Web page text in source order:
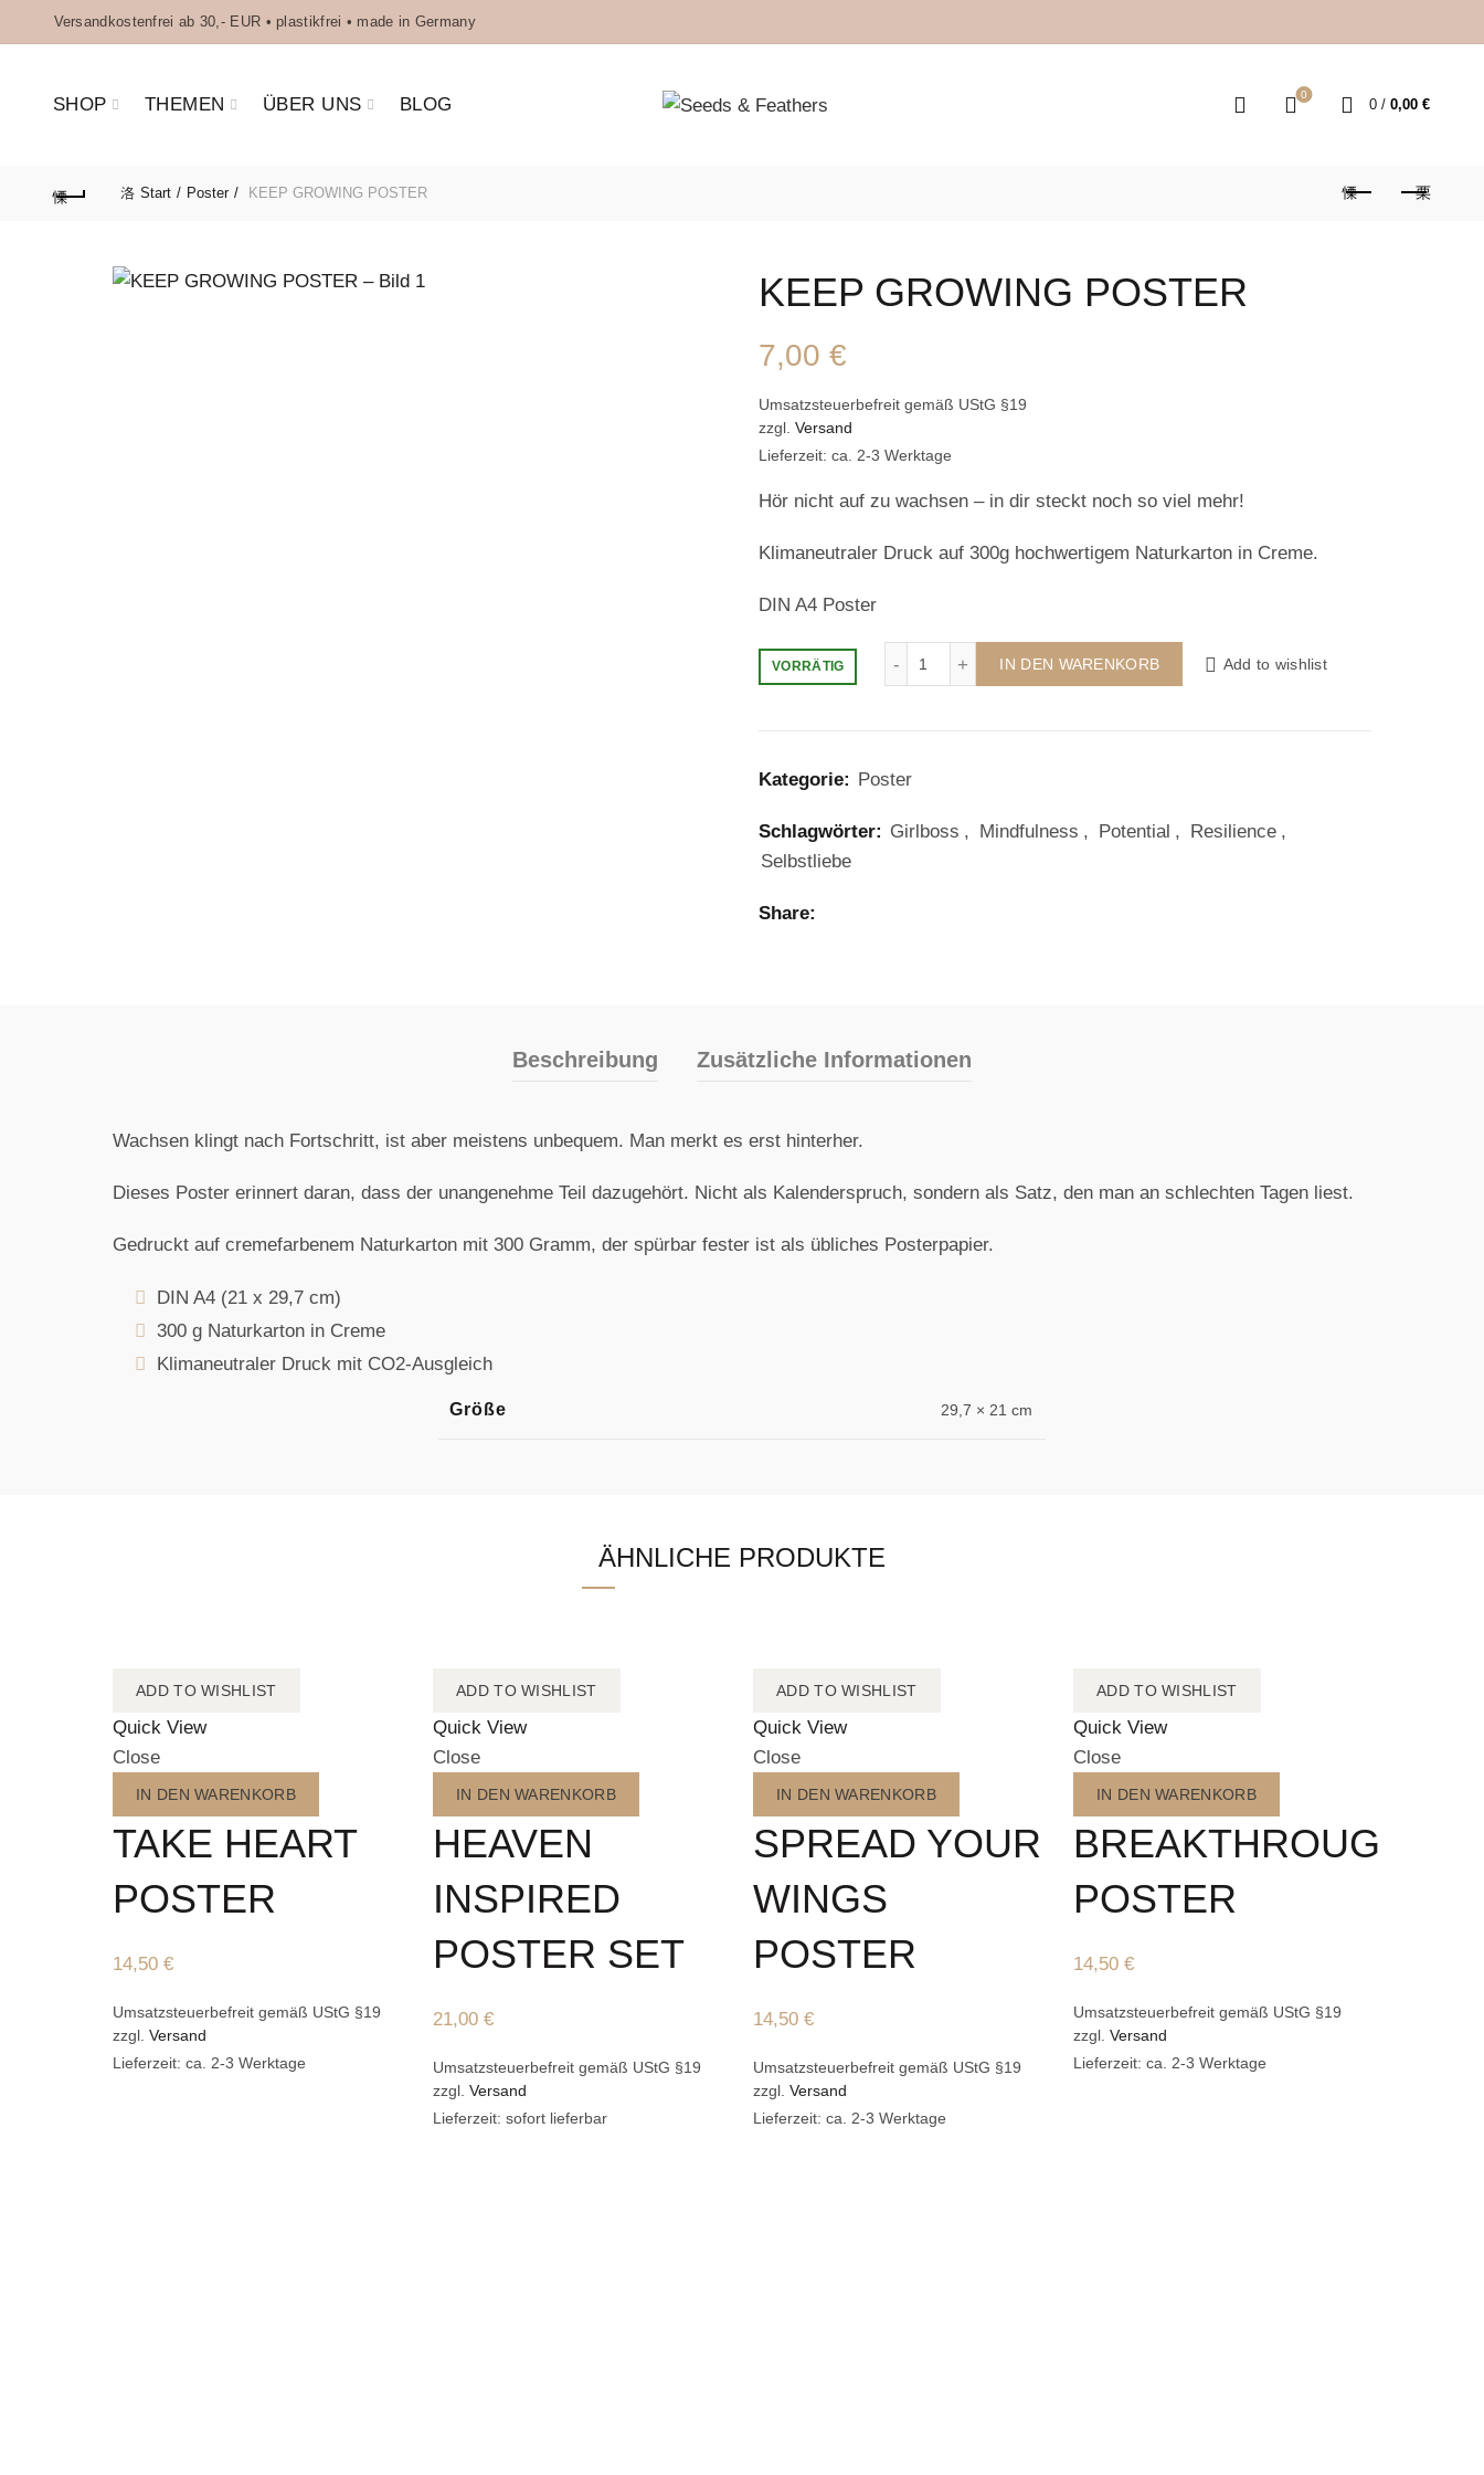
Versandkostenfrei ab 30,- EUR • plastikfrei • made in Germany
SHOP THEMEN ÜBER UNS BLOG 0
0 / 0,00 €
Start Poster KEEP GROWING POSTER
KEEP GROWING POSTER
7,00 €
Umsatzsteuerbefreit gemäß UStG §19
zzgl. Versand
Lieferzeit: ca. 2-3 Werktage
Hör nicht auf zu wachsen – in dir steckt noch so viel mehr!
Klimaneutraler Druck auf 300g hochwertigem Naturkarton in Creme.
DIN A4 Poster
VORRÄTIG IN DEN WARENKORB Add to wishlist
Kategorie: Poster
Schlagwörter: Girlboss , Mindfulness , Potential , Resilience ,
Selbstliebe
Share
Beschreibung Zusätzliche Informationen
Wachsen klingt nach Fortschritt, ist aber meistens unbequem. Man merkt es erst hinterher.
Dieses Poster erinnert daran, dass der unangenehme Teil dazugehört. Nicht als Kalenderspruch, sondern als Satz, den man an schlechten Tagen liest.
Gedruckt auf cremefarbenem Naturkarton mit 300 Gramm, der spürbar fester ist als übliches Posterpapier.
DIN A4 (21 x 29,7 cm)
300 g Naturkarton in Creme
Klimaneutraler Druck mit CO2-Ausgleich
Größe 29,7 × 21 cm
ÄHNLICHE PRODUKTE
ADD TO WISHLIST
Quick View
Close
IN DEN WARENKORB
TAKE HEART
POSTER
14,50 €
Umsatzsteuerbefreit gemäß UStG §19
zzgl. Versand
Lieferzeit: ca. 2-3 Werktage
ADD TO WISHLIST
Quick View
Close
IN DEN WARENKORB
HEAVEN
INSPIRED
POSTER SET
21,00 €
Umsatzsteuerbefreit gemäß UStG §19
zzgl. Versand
Lieferzeit: sofort lieferbar
ADD TO WISHLIST
Quick View
Close
IN DEN WARENKORB
SPREAD YOUR
WINGS
POSTER
14,50 €
Umsatzsteuerbefreit gemäß UStG §19
zzgl. Versand
Lieferzeit: ca. 2-3 Werktage
ADD TO WISHLIST
Quick View
Close
IN DEN WARENKORB
BREAKTHROUGH
POSTER
14,50 €
Umsatzsteuerbefreit gemäß UStG §19
zzgl. Versand
Lieferzeit: ca. 2-3 Werktage